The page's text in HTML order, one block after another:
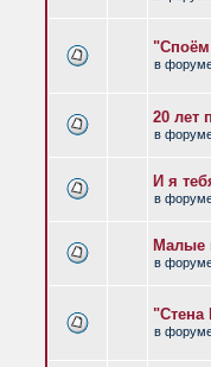
"Споём
в
20 лет
в
И я
в
Малые
в
"Стена
в